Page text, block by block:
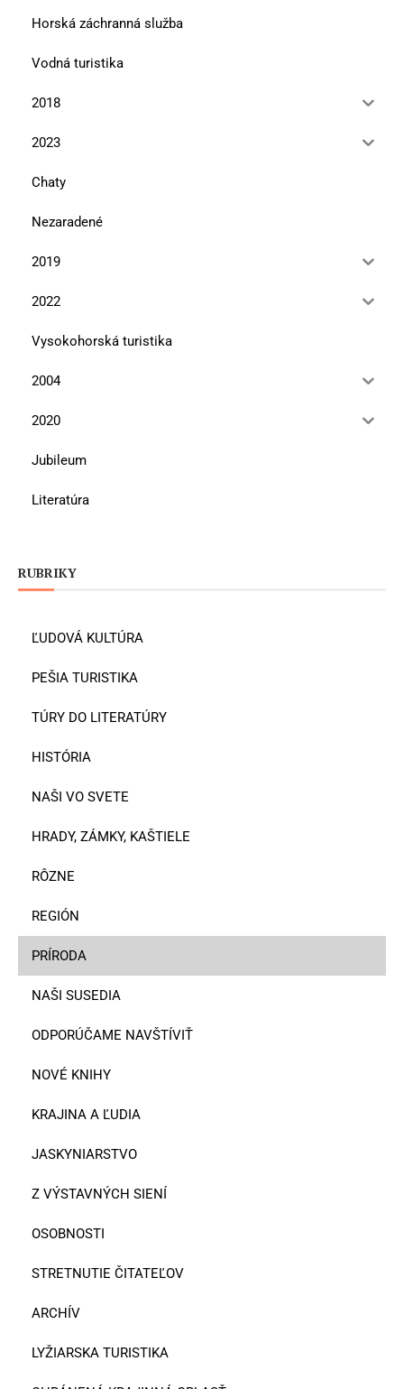
Horská záchranná služba
Vodná turistika
2018
2023
Chaty
Nezaradené
2019
2022
Vysokohorská turistika
2004
2020
Jubileum
Literatúra
RUBRIKY
ĽUDOVÁ KULTÚRA
PEŠIA TURISTIKA
TÚRY DO LITERATÚRY
HISTÓRIA
NAŠI VO SVETE
HRADY, ZÁMKY, KAŠTIELE
RÔZNE
REGIÓN
PRÍRODA
NAŠI SUSEDIA
ODPORÚČAME NAVŠTÍVIŤ
NOVÉ KNIHY
KRAJINA A ĽUDIA
JASKYNIARSTVO
Z VÝSTAVNÝCH SIENÍ
OSOBNOSTI
STRETNUTIE ČITATEĽOV
ARCHÍV
LYŽIARSKA TURISTIKA